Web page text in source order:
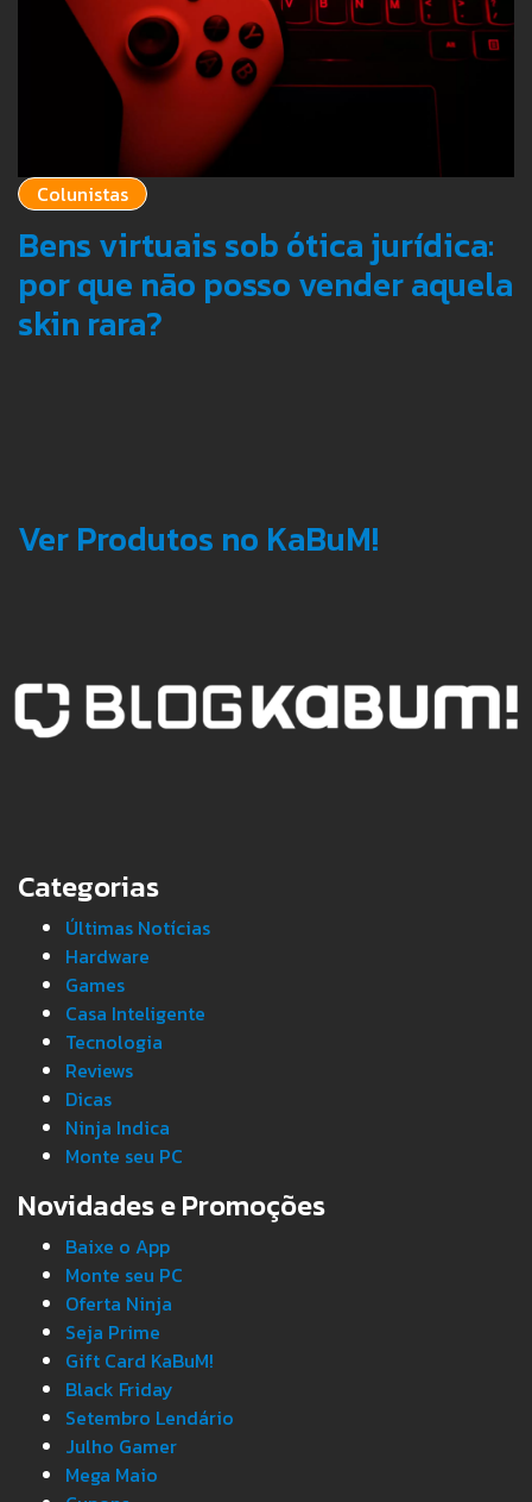
Colunistas
Bens virtuais sob ótica jurídica:
por que não posso vender aquela
skin rara?
Ver Produtos no KaBuM!
Categorias
Últimas Notícias
Hardware
Games
Casa Inteligente
Tecnologia
Reviews
Dicas
Ninja Indica
Monte seu PC
Novidades e Promoções
Baixe o App
Monte seu PC
Oferta Ninja
Seja Prime
Gift Card KaBuM!
Black Friday
Setembro Lendário
Julho Gamer
Mega Maio